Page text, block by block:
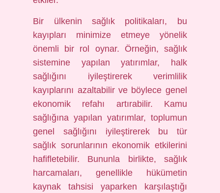
Bir ülkenin sağlık politikaları, bu
kayıpları minimize etmeye yönelik
önemli bir rol oynar. Örneğin, sağlık
sistemine yapılan yatırımlar, halk
sağlığını iyileştirerek verimlilik
kayıplarını azaltabilir ve böylece genel
ekonomik refahı artırabilir. Kamu
sağlığına yapılan yatırımlar, toplumun
genel sağlığını iyileştirerek bu tür
sağlık sorunlarının ekonomik etkilerini
hafifletebilir. Bununla birlikte, sağlık
harcamaları, genellikle hükümetin
kaynak tahsisi yaparken karşılaştığı